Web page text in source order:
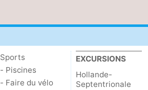
Sports
- Piscines
- Faire du vélo
EXCURSIONS
Hollande-
Septentrionale